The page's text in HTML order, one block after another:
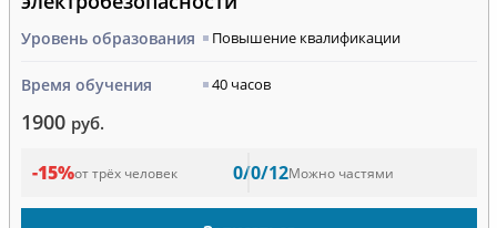
Уровень образования Повышение квалификации
Время обучения 40 часов
1900 руб.
-15%от трёх человек 0/0/12Можно частями